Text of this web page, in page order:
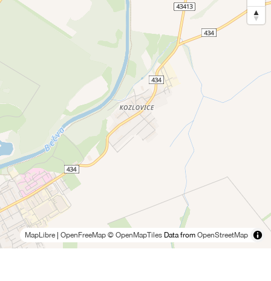
MapLibre OpenFreeMap © OpenMapTiles Data from OpenStreetMap